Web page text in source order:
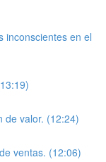
inconscientes en el
de valor. (12:24)
ventas. (12:06)